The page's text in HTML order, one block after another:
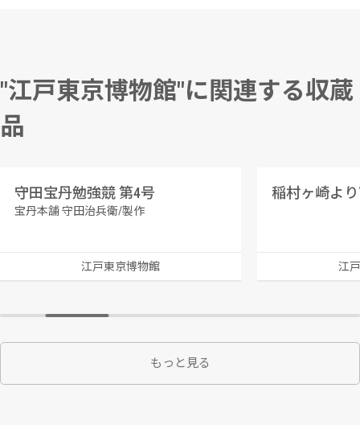
"江戸東京博物館"に関連する収蔵
品
守田宝丹勉強競 第4号
宝丹本舗 守田治兵衛/製作
江戸東京博物館 江
もっと見る